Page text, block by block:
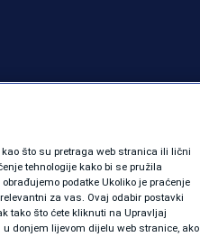
što su pretraga web stranica ili lični
tehnologije kako bi se pružila
podatke Ukoliko je praćenje
za vas. Ovaj odabir postavki
tako što ćete kliknuti na Upravljaj
donjem lijevom dijelu web stranice, ako